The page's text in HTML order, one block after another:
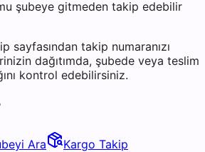
şubeye gitmeden takip edebilir
sayfasından takip numaranızı
dağıtımda, şubede veya teslim
kontrol edebilirsiniz.
Ara
Kargo Takip